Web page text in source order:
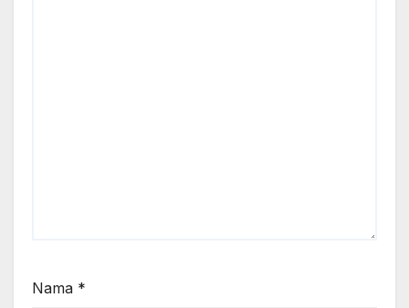
Nama *